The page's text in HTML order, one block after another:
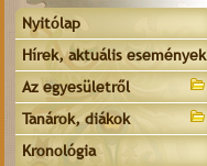
Nyitólap
Hírek, aktuális események
Az egyesületről
Tanárok, diákok
Kronológia